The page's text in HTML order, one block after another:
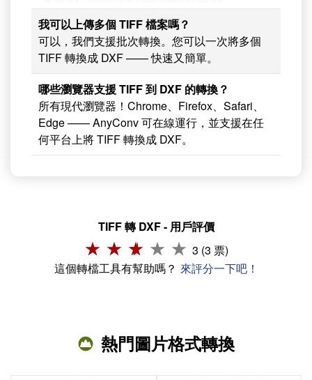
我可以上傳多個 TIFF 檔案嗎？
可以，我們支援批次轉換。您可以一次將多個
TIFF 轉換成 DXF —— 快速又簡單。
哪些瀏覽器支援 TIFF 到 DXF 的轉換？
所有現代瀏覽器！Chrome、Firefox、Safari、
Edge —— AnyConv 可在線運行，並支援在任
何平台上將 TIFF 轉換成 DXF。
TIFF 轉 DXF - 用戶評價
3 (3 票)
這個轉檔工具有幫助嗎？ 來評分一下吧！
熱門圖片格式轉換